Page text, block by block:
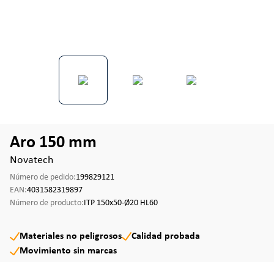
Aro 150 mm
Novatech
Número de pedido:199829121
EAN:4031582319897
Número de producto:ITP 150x50-Ø20 HL60
Materiales no peligrosos
Calidad probada
Movimiento sin marcas